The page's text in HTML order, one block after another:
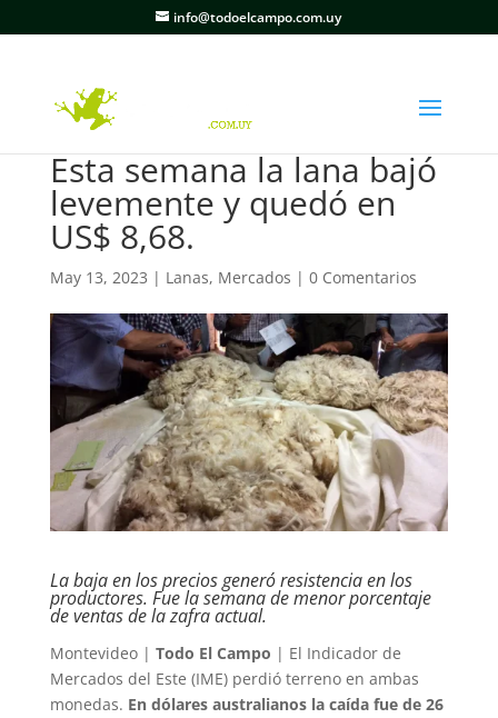
info@todoelcampo.com.uy
Esta semana la lana bajó
levemente y quedó en
US$ 8,68.
May 13, 2023 | Lanas, Mercados | 0 Comentarios
La baja en los precios generó resistencia en los
productores. Fue la semana de menor porcentaje
de ventas de la zafra actual.
Montevideo | Todo El Campo | El Indicador de
Mercados del Este (IME) perdió terreno en ambas
monedas. En dólares australianos la caída fue de 26